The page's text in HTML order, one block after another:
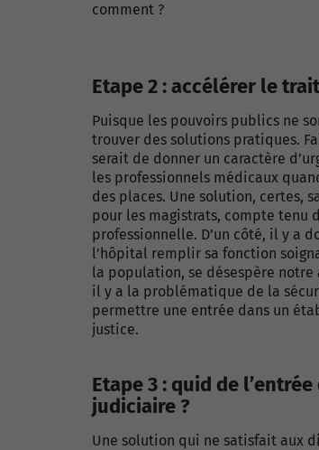
comment ?
Etape 2 : accélérer le
Puisque les pouvoirs publics ne
trouver des solutions pratiques.
serait de donner un caractère
les professionnels médicaux
des places. Une solution, certes,
pour les magistrats, compte tenu
professionnelle. D’un côté, il y a
l’hôpital remplir sa fonction
la population, se désespère notre
il y a la problématique de la
permettre une entrée dans un
justice.
Etape 3 : quid de
judiciaire ?
Une solution qui ne satisfait aux